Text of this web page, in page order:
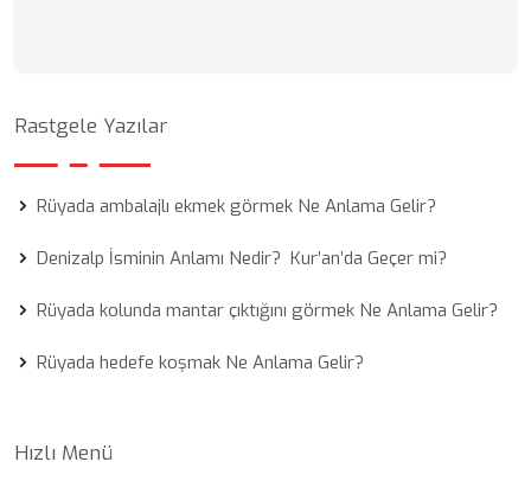
Rastgele Yazılar
Rüyada ambalajlı ekmek görmek Ne Anlama Gelir?
Denizalp İsminin Anlamı Nedir? Kur’an’da Geçer mi?
Rüyada kolunda mantar çıktığını görmek Ne Anlama Gelir?
Rüyada hedefe koşmak Ne Anlama Gelir?
Hızlı Menü